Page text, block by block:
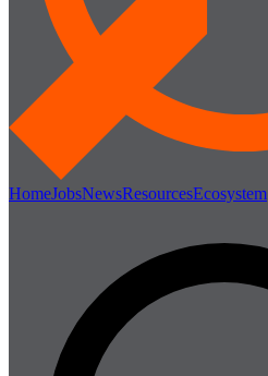
HomeJobsNewsResourcesEcosystem